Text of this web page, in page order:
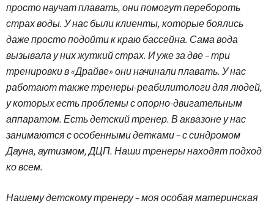
просто научат плавать, они помогут перебороть
страх воды. У нас были клиенты, которые боялись
даже просто подойти к краю бассейна. Сама вода
вызывала у них жуткий страх. И уже за две – три
тренировки в «Драйве» они начинали плавать. У нас
работают также тренеры-реабилитологи для людей,
у которых есть проблемы с опорно-двигательным
аппаратом. Есть детский тренер. В аквазоне у нас
занимаются с особенными детками – с синдромом
Дауна, аутизмом, ДЦП. Наши тренеры находят подход
ко всем.
Нашему детскому тренеру – моя особая материнская